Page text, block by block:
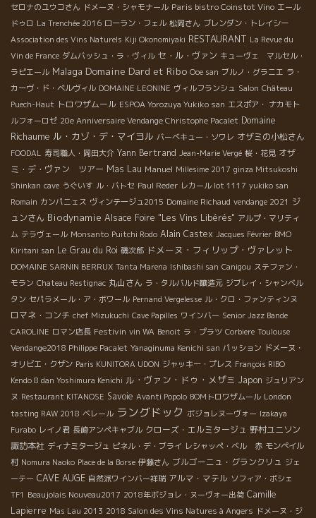
セロナのユウコさん ドメーヌ・シャモナール Paris bistro Coinstot Vino エール
ドゥロ La Trenchée 2016 ローラン・フェル 松岡さん ブレンダン・トレイシー
Association des Vins Naturels Kiji Okonomiyaki RESTAURANT La Revue du
Vin de France ダムバッシュ・ラ・ヴィル セ・ル・ヴァン キューヴェ マルセル・
ラピエール Malaga Domaine Dard et Ribo Ooe san ブルノ・グラニエ ラ・
カーヴ・ド・ベルヴィル DOMAINE LEONINE ヴィルフランシュ Salon Château
Puech-Haut トロワザムール ESPOA Yorozuya Yukiko san エスポア・ ナカモト
ルフォーロゼ 20e Anniversaire Vendange Christophe Pacalet Domaine
Richaume ル・カゾ・デ・マイヨル バーベキュー・ソワレ オザミの小松さん
FOODAL 寿司職人・岡田大介 Yann Bertrand Jean-Marie Vergé 桜・花見 オザ
ミ・デ・ヴァン ツアー Mas Lau Manuel Millesime 2017 ginza Mitsukoshi
Shinkan cave うぐいす ル・バトセ Paul Reder レカール lot 1117 yukiko san
Romain カンパニェス ヴィンテージュ2015 Domaine Richaud vendange 2021 ジ
ュンさん Biodynamie Alsace Foire "Les Vins Libérés" アルプ・マリティ
ム テラヴェール Monsanto Puitchi Rodo Alain Castex Jacques Février BMO
Kiritani san Le Grau du Roi 磯次郎 ドメーヌ・フィリップ・ヴァレット
DOMAINE SARNIN BERRUX Tanta Marena Ishibashi san Canigou ステファン・
モラン Chateau Restignac 丸山さん ラ・タルバルド醸造元 ジブレイ・シャンベル
タン セパラメール・ア・ボワール Pernand Vergelesse ル・クロ・ファンティンヌ
ロマネ・コンチ chef Mizukuchi Cave Papilles ワインバー Senior Jazz Bande
CAROLINE ロマン店長 Festivin vin WA Benoit ラ・プラツ Corbiere Toulouse
Vendange2018 Philippe Pacalet Yanaginuma Kenichi san パッション ドメーヌ・
オリビエ・クザン Paris KUNITORA UDON ジャッキー・プレス François RIBO
Kendo 8 dan Yoshimura Kenichi ル・ヴァン・ドゥ・メザミ Japon ジュリアン
ヌ Restaurant KITANOSE Savoie Avanti Popolo BOMトロワザムール London
tasting RAW 2018 ベレール ラングドック ボジョレヌーヴォー Izakaya
Furabo レイノ君 長崎アンペキャブル クローズ・エルミタージュ 野村ユニソン
諏訪本社 ディナミタージュ ピネル・デ・ブライ レシャッペ・ベル 赤 モンペイル
村 Nomura Naoko Place de la Borse 伊藤さん ブルゴーニュ・グランクリュ ジェ
ーテー CAVE AUGE 自然派ワインバー祥瑞 アルマ・マテル ソフィア・ボシェ
TF1 Beaujolais Nouveau2017 2018年ボジョレ・ヌーヴォー出荷 Camille
Lapierre Mas Lau 2013 2018 Salon des Vins Natures à Angers ドメーヌ・ジ